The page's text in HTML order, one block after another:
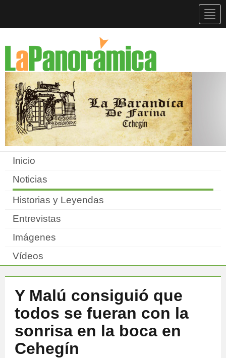
Inicio
Noticias
Historias y Leyendas
Entrevistas
Imágenes
Vídeos
Y Malú consiguió que
todos se fueran con la
sonrisa en la boca en
Cehegín